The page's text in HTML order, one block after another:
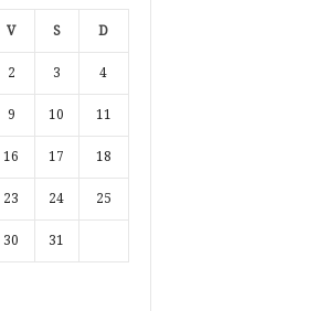
V S D
2 3 4
9 10 11
16 17 18
23 24 25
30 31